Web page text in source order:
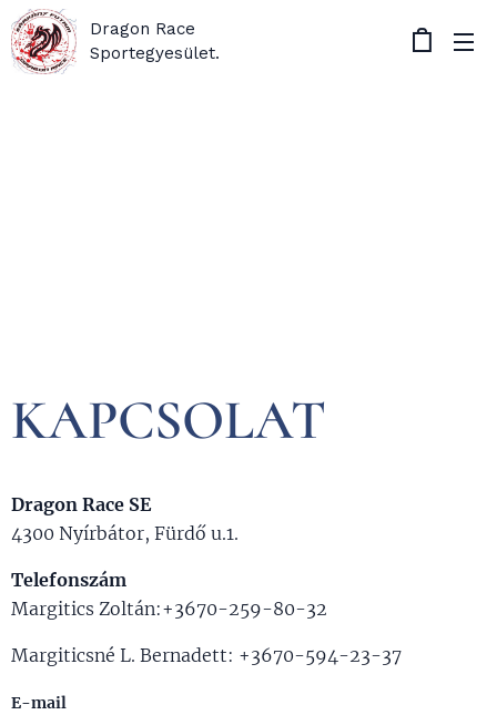
Dragon Race
Sportegyesület.
KAPCSOLAT
Dragon Race SE
4300 Nyírbátor, Fürdő u.1.
Telefonszám
Margitics Zoltán:+3670-259-80-32
Margiticsné L. Bernadett: +3670-594-23-37
E-mail